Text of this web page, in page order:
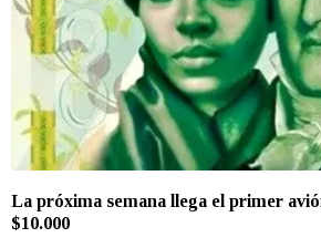
La próxima semana llega el primer
$10.000